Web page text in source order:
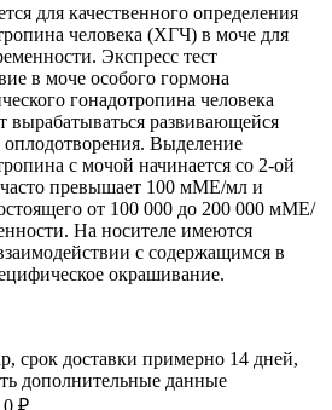
для качественного определения
человека (ХГЧ) в моче для
Экспресс тест
в моче особого гормона
гонадотропина человека
вырабатываться развивающейся
оплодотворения. Выделение
с мочой начинается со 2-ой
превышает 100 мМЕ/мл и
от 100 000 до 200 000 мМЕ/
На носителе имеются
с содержащимся в
окрашивание.
срок доставки примерно 14 дней,
дополнительные данные
0 ₽